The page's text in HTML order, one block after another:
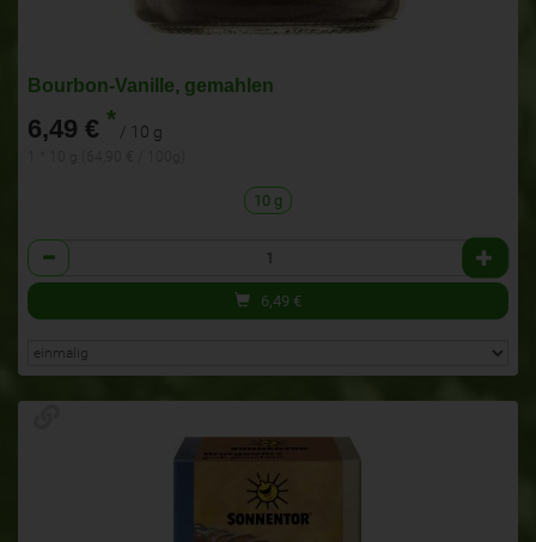
Bourbon-Vanille, gemahlen
6,49 € * / 10 g
10 g
Anzahl
6,49 €